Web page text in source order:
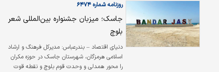
روزنامه شماره ۶۴۷۴
جاسک؛ میزبان جشنواره بین‌المللی شعر
بلوچ
دنیای اقتصاد – بندرعباس: مدیرکل فرهنگ و ارشاد
اسلامی هرمزگان، شهرستان جاسک در حوزه مکران
را محور همدلی و وحدت قوم بلوچ و نقطه قوت